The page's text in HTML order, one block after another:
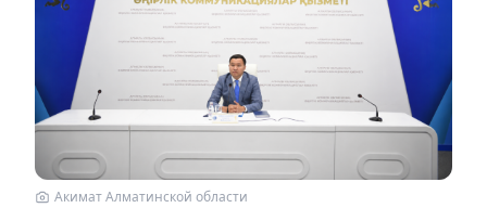
Акимат Алматинской области